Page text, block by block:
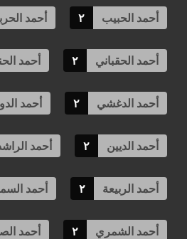
أحمد الحبيب ٢ أحمد
أحمد الحقباني ٢ أحمد
أحمد الدغشي ٢ أحمد
أحمد الديين ٢ أحمد
أحمد الربيعة ٢ أحمد
أحمد الشمري ٢ أحمد